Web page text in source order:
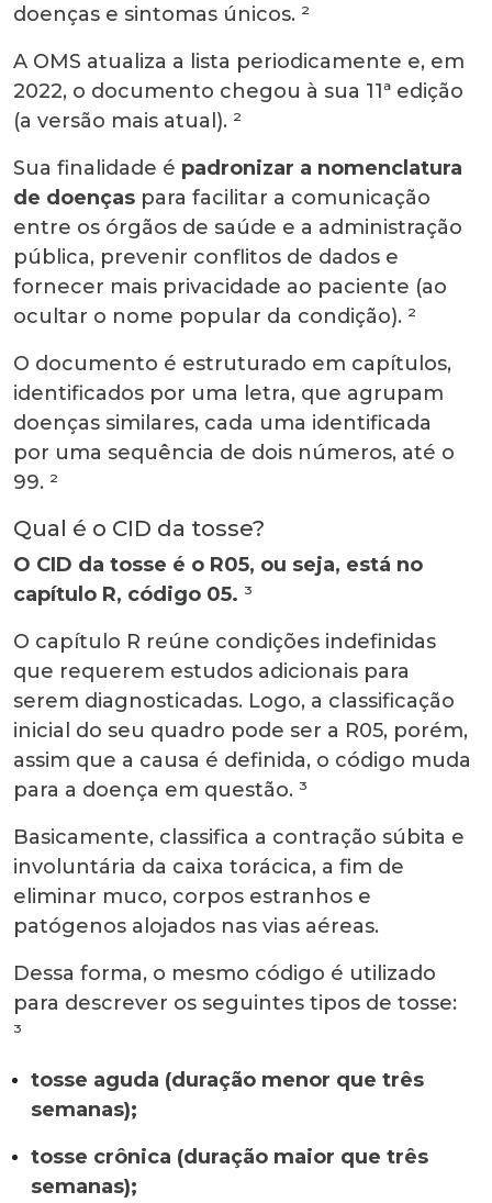
doenças e sintomas únicos. ²
A OMS atualiza a lista periodicamente e, em
2022, o documento chegou à sua 11ª edição
(a versão mais atual). ²
Sua finalidade é padronizar a nomenclatura
de doenças para facilitar a comunicação
entre os órgãos de saúde e a administração
pública, prevenir conflitos de dados e
fornecer mais privacidade ao paciente (ao
ocultar o nome popular da condição). ²
O documento é estruturado em capítulos,
identificados por uma letra, que agrupam
doenças similares, cada uma identificada
por uma sequência de dois números, até o
99. ²
Qual é o CID da tosse?
O CID da tosse é o R05, ou seja, está no
capítulo R, código 05. ³
O capítulo R reúne condições indefinidas
que requerem estudos adicionais para
serem diagnosticadas. Logo, a classificação
inicial do seu quadro pode ser a R05, porém,
assim que a causa é definida, o código muda
para a doença em questão. ³
Basicamente, classifica a contração súbita e
involuntária da caixa torácica, a fim de
eliminar muco, corpos estranhos e
patógenos alojados nas vias aéreas.
Dessa forma, o mesmo código é utilizado
para descrever os seguintes tipos de tosse:
³
tosse aguda (duração menor que três
semanas);
tosse crônica (duração maior que três
semanas);